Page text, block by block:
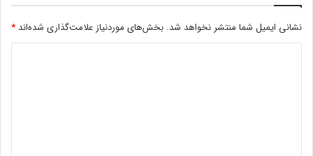
نشانی ایمیل شما منتشر نخواهد شد. بخش‌های موردنیاز علامت‌گذاری شده‌اند *